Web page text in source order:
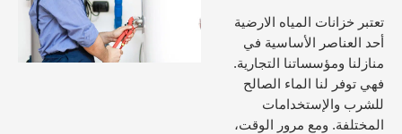
تعتبر خزانات المياه الارضية
أحد العناصر الأساسية في
منازلنا ومؤسساتنا التجارية.
فهي توفر لنا الماء الصالح
للشرب والإستخدامات
المختلفة. ومع مرور الوقت،